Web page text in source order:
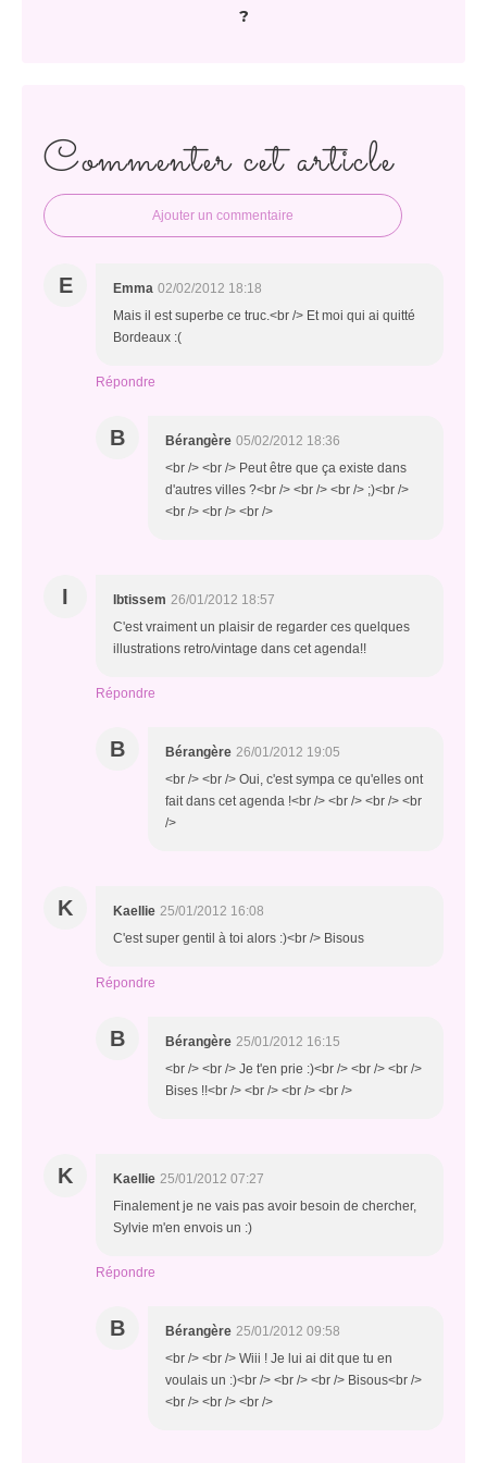
?
Commenter cet article
Ajouter un commentaire
E Emma 02/02/2012 18:18
Mais il est superbe ce truc.<br /> Et moi qui ai quitté
Bordeaux :(
Répondre
B Bérangère 05/02/2012 18:36
<br /> <br /> Peut être que ça existe dans
d'autres villes ?<br /> <br /> <br /> ;)<br />
<br /> <br /> <br />
I Ibtissem 26/01/2012 18:57
C'est vraiment un plaisir de regarder ces quelques
illustrations retro/vintage dans cet agenda!!
Répondre
B Bérangère 26/01/2012 19:05
<br /> <br /> Oui, c'est sympa ce qu'elles ont
fait dans cet agenda !<br /> <br /> <br /> <br
/>
K Kaellie 25/01/2012 16:08
C'est super gentil à toi alors :)<br /> Bisous
Répondre
B Bérangère 25/01/2012 16:15
<br /> <br /> Je t'en prie :)<br /> <br /> <br />
Bises !!<br /> <br /> <br /> <br />
K Kaellie 25/01/2012 07:27
Finalement je ne vais pas avoir besoin de chercher,
Sylvie m'en envois un :)
Répondre
B Bérangère 25/01/2012 09:58
<br /> <br /> Wiii ! Je lui ai dit que tu en
voulais un :)<br /> <br /> <br /> Bisous<br />
<br /> <br /> <br />